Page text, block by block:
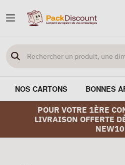
NOS CARTONS BONNES
POUR VOTRE 1ÈRE
LIVRAISON OFFERTE